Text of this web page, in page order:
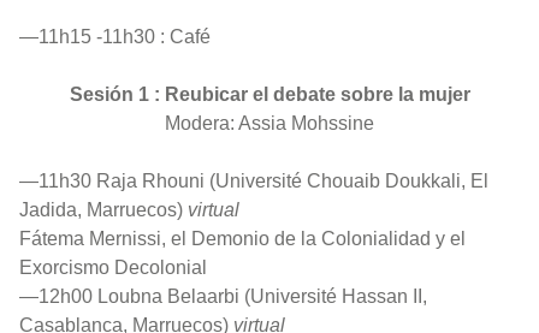
—11h15 -11h30 : Café
Sesión 1 : Reubicar el debate sobre la mujer
Modera: Assia Mohssine
—11h30 Raja Rhouni (Université Chouaib Doukkali, El
Jadida, Marruecos) virtual
Fátema Mernissi, el Demonio de la Colonialidad y el
Exorcismo Decolonial
—12h00 Loubna Belaarbi (Université Hassan II,
Casablanca, Marruecos) virtual